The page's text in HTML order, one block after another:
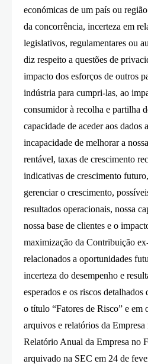
económicas de um país ou
da concorrência, incerteza em
legislativos, regulamentares ou
diz respeito a questões de
impacto dos esforços de outros
indústria para cumpri-las, ao
consumidor à recolha e partilha
capacidade de aceder aos dados
incapacidade de melhorar a
rentável, taxas de crescimento
indicativas de crescimento
gerenciar o crescimento,
resultados operacionais, nossa
nossa base de clientes e o
maximização da Contribuição
relacionados a oportunidades
incerteza do desempenho e
esperados e os riscos detalhados
o título “Fatores de Risco” e em
arquivos e relatórios da
Relatório Anual da Empresa no
arquivado na SEC em 24 de